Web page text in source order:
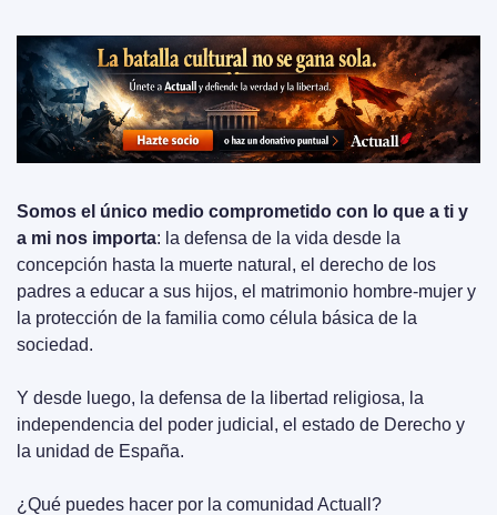
Somos el único medio comprometido con lo que a ti y
a mi nos importa: la defensa de la vida desde la
concepción hasta la muerte natural, el derecho de los
padres a educar a sus hijos, el matrimonio hombre-mujer y
la protección de la familia como célula básica de la
sociedad.
Y desde luego, la defensa de la libertad religiosa, la
independencia del poder judicial, el estado de Derecho y
la unidad de España.
¿Qué puedes hacer por la comunidad Actuall?